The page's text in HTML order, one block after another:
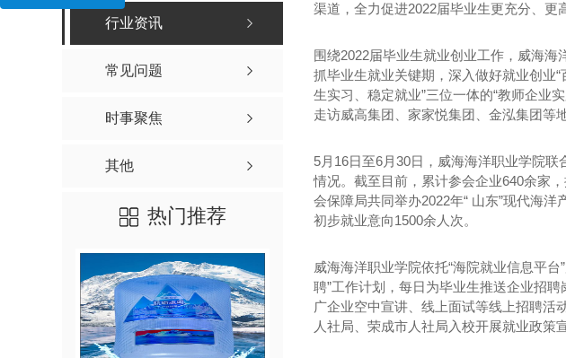
行业资讯
常见问题
时事聚焦
其他
热门推荐
渠道，全力促进2022届毕业生更充分、更
围绕2022届毕业生就业创业工作，威海海
抓毕业生就业关键期，深入做好就业创业
生实习、稳定就业”三位一体的“教师企业
走访威高集团、家家悦集团、金泓集团等
5月16日至6月30日，威海海洋职业学院联
情况。 截至目前，累计参会企业640余家
会保障局共同举办2022年“ 山东”现代海
初步就业意向1500余人次。
威海海洋职业学院依托“海院就业信息平
聘”工作计划，每日为毕业生推送企业招
广企业空中宣讲、线上面试等线上招聘活
人社局、荣成市人社局入校开展就业政策